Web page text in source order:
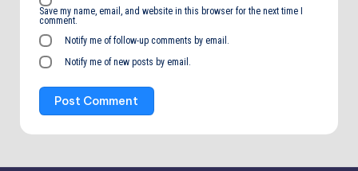
Save my name, email, and website in this browser for the next time I
comment.
Notify me of follow-up comments by email.
Notify me of new posts by email.